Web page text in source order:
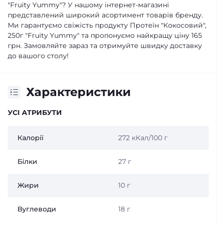
"Fruity Yummy"? У нашому інтернет-магазині
представлений широкий асортимент товарів бренду.
Ми гарантуємо свіжість продукту Протеїн "Кокосовий",
250г "Fruity Yummy" та пропонуємо найкращу ціну 165
грн. Замовляйте зараз та отримуйте швидку доставку
до вашого столу!
Характеристики
УСІ АТРИБУТИ
Калорії 272 кКал/100 г
Білки 27 г
Жири 10 г
Вуглеводи 18 г